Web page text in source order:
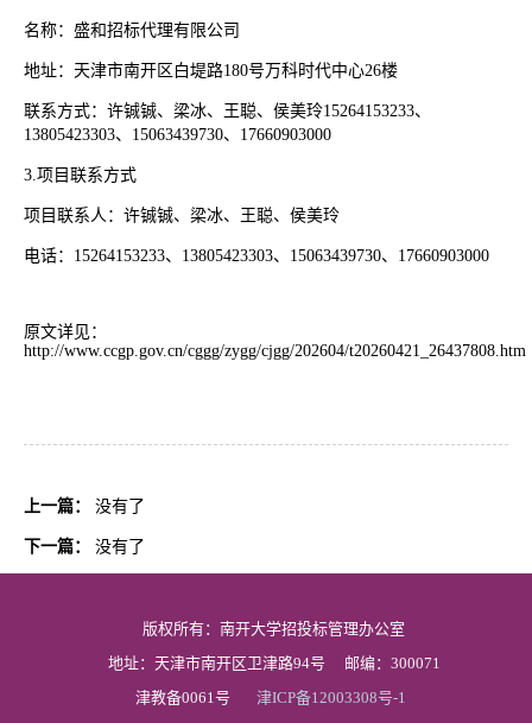
名称：盛和招标代理有限公司
地址：天津市南开区白堤路180号万科时代中心26楼
联系方式：许铖铖、梁冰、王聪、侯美玲15264153233、
13805423303、15063439730、17660903000
3.项目联系方式
项目联系人：许铖铖、梁冰、王聪、侯美玲
电话： 15264153233、13805423303、15063439730、17660903000
原文详见：
http://www.ccgp.gov.cn/cggg/zygg/cjgg/202604/t20260421_26437808.htm
上一篇： 没有了
下一篇： 没有了
版权所有：南开大学招投标管理办公室
地址：天津市南开区卫津路94号
邮编：300071
津教备0061号
津ICP备12003308号-1